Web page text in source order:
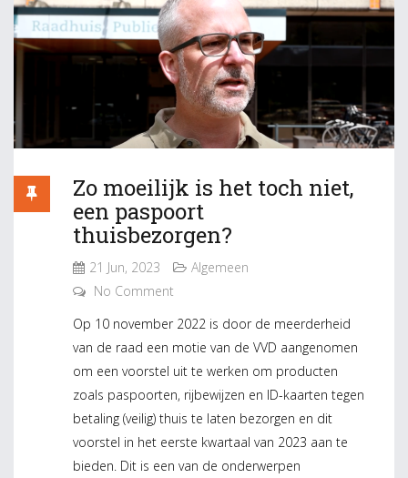
Zo moeilijk is het toch niet,
een paspoort
thuisbezorgen?
21 Jun, 2023
Algemeen
No Comment
Op 10 november 2022 is door de meerderheid
van de raad een motie van de VVD aangenomen
om een voorstel uit te werken om producten
zoals paspoorten, rijbewijzen en ID-kaarten tegen
betaling (veilig) thuis te laten bezorgen en dit
voorstel in het eerste kwartaal van 2023 aan te
bieden. Dit is een van de onderwerpen